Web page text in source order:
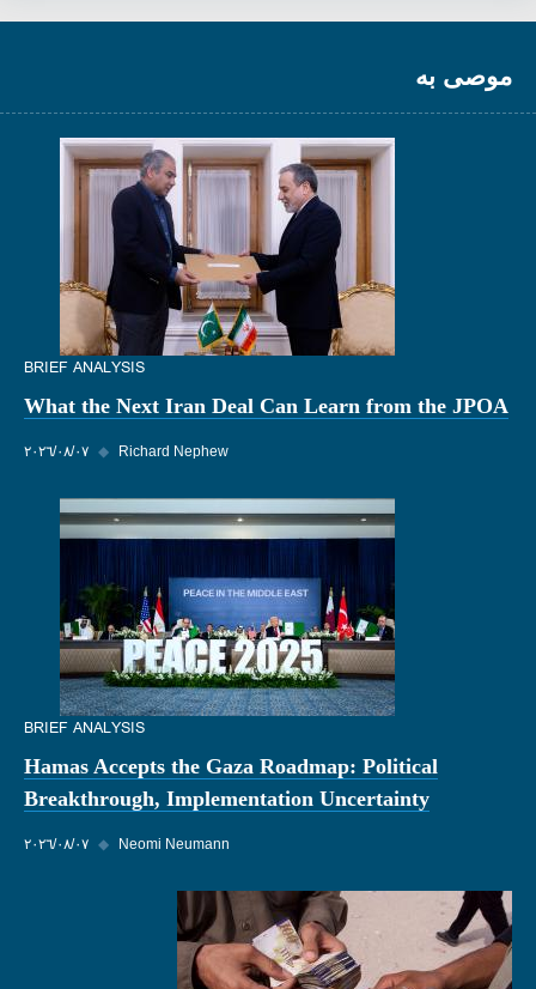
موصى به
BRIEF ANALYSIS
What the Next Iran Deal Can Learn from the JPOA
٠٧‏/٠٨‏/٢٠٢٦ Richard Nephew
BRIEF ANALYSIS
Hamas Accepts the Gaza Roadmap: Political
Breakthrough, Implementation Uncertainty
٠٧‏/٠٨‏/٢٠٢٦ Neomi Neumann